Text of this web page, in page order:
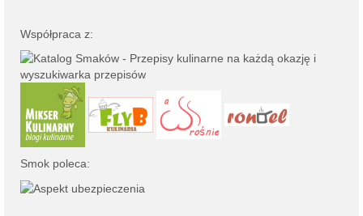
Współpraca z:
Smok poleca: